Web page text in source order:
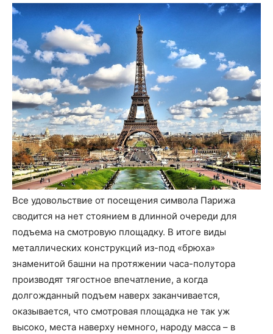
Все удовольствие от посещения символа Парижа
сводится на нет стоянием в длинной очереди для
подъема на смотровую площадку. В итоге виды
металлических конструкций из-под «брюха»
знаменитой башни на протяжении часа-полутора
производят тягостное впечатление, а когда
долгожданный подъем наверх заканчивается,
оказывается, что смотровая площадка не так уж
высоко, места наверху немного, народу масса – в